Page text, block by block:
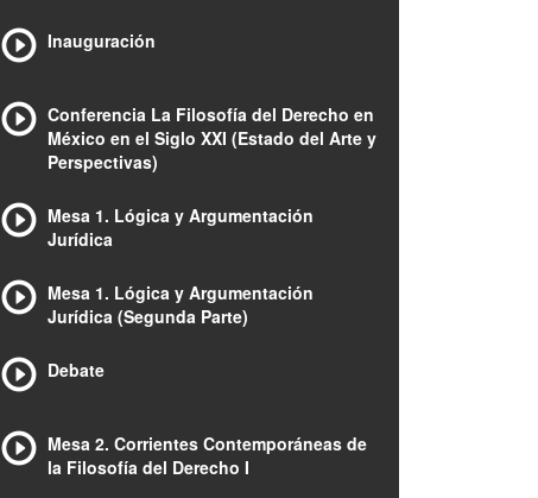
Inauguración
Conferencia La Filosofía del Derecho en
México en el Siglo XXI (Estado del Arte y
Perspectivas)
Mesa 1. Lógica y Argumentación
Jurídica
Mesa 1. Lógica y Argumentación
Jurídica (Segunda Parte)
Debate
Mesa 2. Corrientes Contemporáneas de
la Filosofía del Derecho I